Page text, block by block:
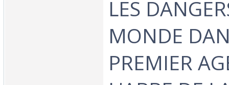
LES
MONDE
PREMIER